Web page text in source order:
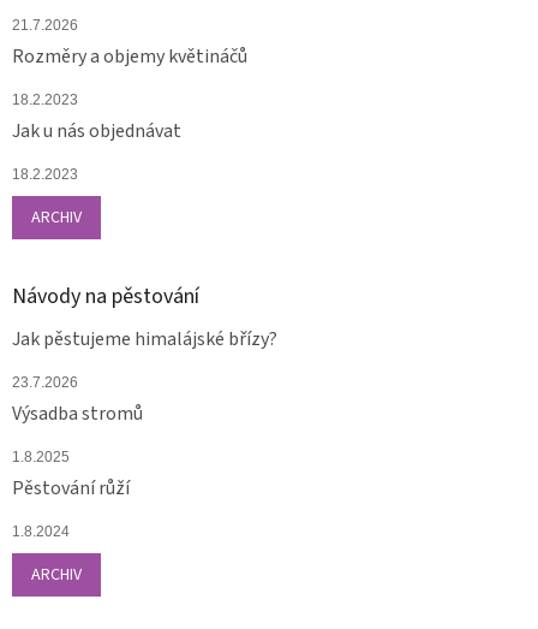
21.7.2026
Rozměry a objemy květináčů
18.2.2023
Jak u nás objednávat
18.2.2023
ARCHIV
Návody na pěstování
Jak pěstujeme himalájské břízy?
23.7.2026
Výsadba stromů
1.8.2025
Pěstování růží
1.8.2024
ARCHIV